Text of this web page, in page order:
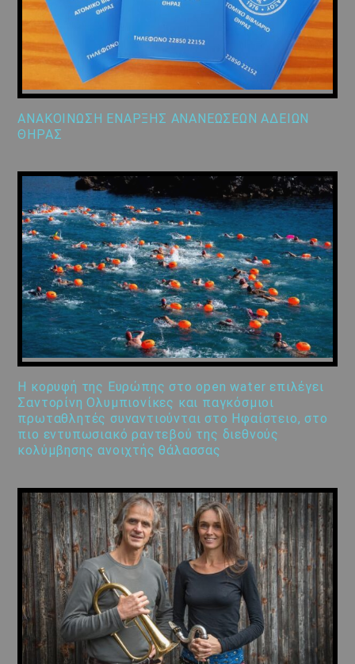
ΑΝΑΚΟΙΝΩΣΗ ΕΝΑΡΞΗΣ ΑΝΑΝΕΩΣΕΩΝ ΑΔΕΙΩΝ
ΘΗΡΑΣ
Η κορυφή της Ευρώπης στο open water επιλέγει
Σαντορίνη Ολυμπιονίκες και παγκόσμιοι
πρωταθλητές συναντιούνται στο Ηφαίστειο, στο
πιο εντυπωσιακό ραντεβού της διεθνούς
κολύμβησης ανοιχτής θάλασσας